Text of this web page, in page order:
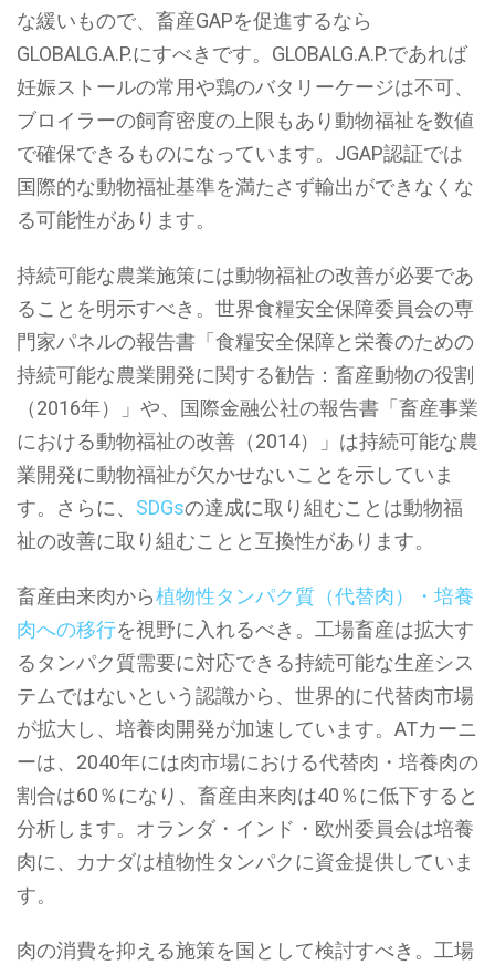
な緩いもので、畜産GAPを促進するなら
GLOBALG.A.P.にすべきです。GLOBALG.A.P.であれば
妊娠ストールの常用や鶏のバタリーケージは不可、
ブロイラーの飼育密度の上限もあり動物福祉を数値
で確保できるものになっています。JGAP認証では
国際的な動物福祉基準を満たさず輸出ができなくな
る可能性があります。
持続可能な農業施策には動物福祉の改善が必要であ
ることを明示すべき。世界食糧安全保障委員会の専
門家パネルの報告書「食糧安全保障と栄養のための
持続可能な農業開発に関する勧告：畜産動物の役割
（2016年）」や、国際金融公社の報告書「畜産事業
における動物福祉の改善（2014）」は持続可能な農
業開発に動物福祉が欠かせないことを示していま
す。さらに、 SDGsの達成に取り組むことは動物福
祉の改善に取り組むことと互換性があります。
畜産由来肉から植物性タンパク質（代替肉）・培養
肉への移行を視野に入れるべき。工場畜産は拡大す
るタンパク質需要に対応できる持続可能な生産シス
テムではないという認識から、世界的に代替肉市場
が拡大し、培養肉開発が加速しています。ATカーニ
ーは、2040年には肉市場における代替肉・培養肉の
割合は60％になり、畜産由来肉は40％に低下すると
分析します。オランダ・インド・欧州委員会は培養
肉に、カナダは植物性タンパクに資金提供していま
す。
肉の消費を抑える施策を国として検討すべき。工場